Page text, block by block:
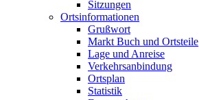
Sitzungen
Ortsinformationen
Grußwort
Markt Buch und Ortsteile
Lage und Anreise
Verkehrsanbindung
Ortsplan
Statistik